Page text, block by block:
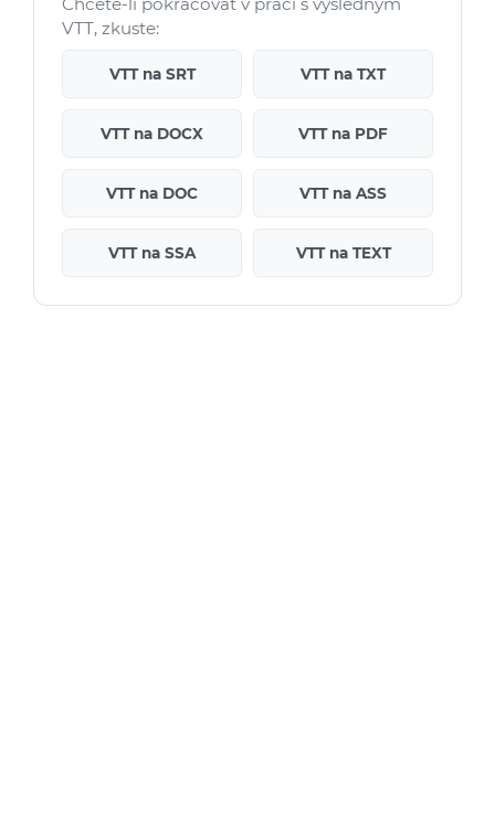
VTT, zkuste:
VTT na SRT VTT na TXT
VTT na DOCX VTT na PDF
VTT na DOC VTT na ASS
VTT na SSA VTT na TEXT